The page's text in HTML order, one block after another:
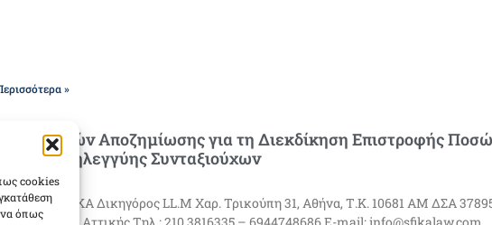
cookies
όπως
»
αγωγών Αποζημίωσης για τη Διεκδίκηση Επιστροφής
Αλληλεγγύης Συνταξιούχων
Α. ΣΦΗΚΑ Δικηγόρος LL.M Χαρ. Τρικούπη 31, Αθήνα, Τ.Κ. 10681 ΑΜ ΔΣΑ